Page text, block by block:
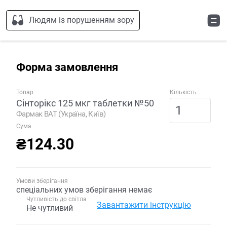
Людям із порушенням зору
Форма замовлення
Товар
Сінторікс 125 мкг таблетки №50
Фармак ВАТ (Україна, Київ)
Кількість
Сума
₴124.30
Умови зберігання
спеціальних умов зберігання немає
Чутливість до світла
Не чутливий Завантажити інструкцію